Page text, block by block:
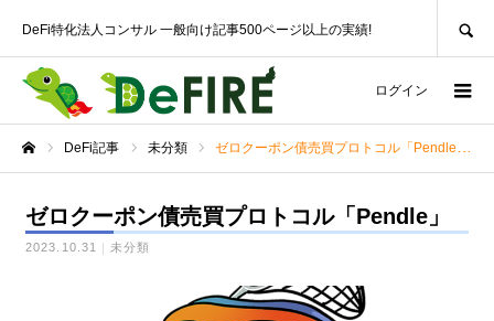
DeFi特化法人コンサル 一般向け記事500ページ以上の実績!
ログイン
DeFi記事 未分類 ゼロクーポン債売買プロトコル「Pendle」
ゼロクーポン債売買プロトコル「Pendle」
2023.10.31 未分類